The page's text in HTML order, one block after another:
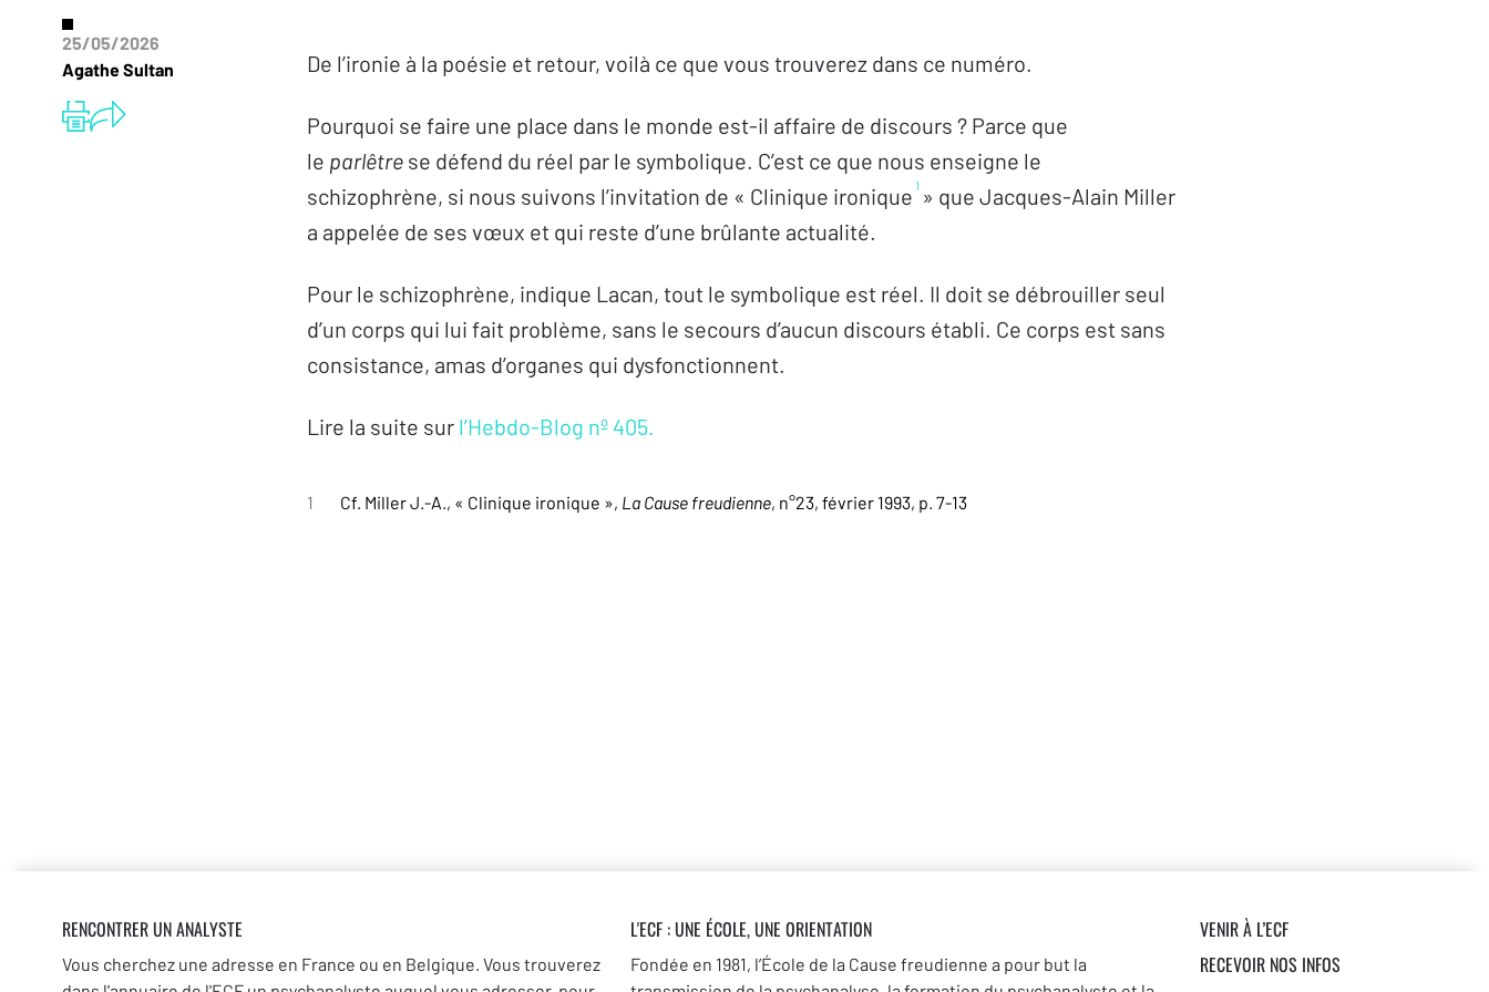
25/05/2026
Agathe Sultan
De l’ironie à la poésie et retour, voilà ce que vous trouverez dans ce numéro.
Pourquoi se faire une place dans le monde est-il affaire de discours ? Parce que
le parlêtre se défend du réel par le symbolique. C’est ce que nous enseigne le
schizophrène, si nous suivons l’invitation de « Clinique ironique 1 » que Jacques-Alain Miller
a appelée de ses vœux et qui reste d’une brûlante actualité.
Pour le schizophrène, indique Lacan, tout le symbolique est réel. Il doit se débrouiller seul
d’un corps qui lui fait problème, sans le secours d’aucun discours établi. Ce corps est sans
consistance, amas d’organes qui dysfonctionnent.
Lire la suite sur l’Hebdo-Blog nº 405.
1 Cf. Miller J.-A., « Clinique ironique », La Cause freudienne, n°23, février 1993, p. 7-13
RENCONTRER UN ANALYSTE
Vous cherchez une adresse en France ou en Belgique. Vous trouverez
L'ECF : UNE ÉCOLE, UNE ORIENTATION
Fondée en 1981, l’École de la Cause freudienne a pour but la
VENIR À L’ECF
RECEVOIR NOS INFOS